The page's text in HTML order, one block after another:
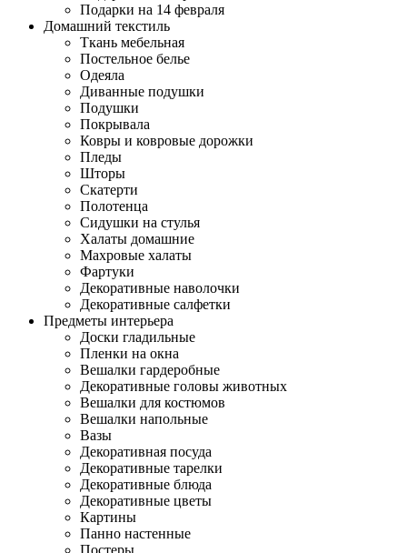
Подарки на 14 февраля
Домашний текстиль
Ткань мебельная
Постельное белье
Одеяла
Диванные подушки
Подушки
Покрывала
Ковры и ковровые дорожки
Пледы
Шторы
Скатерти
Полотенца
Сидушки на стулья
Халаты домашние
Махровые халаты
Фартуки
Декоративные наволочки
Декоративные салфетки
Предметы интерьера
Доски гладильные
Пленки на окна
Вешалки гардеробные
Декоративные головы животных
Вешалки для костюмов
Вешалки напольные
Вазы
Декоративная посуда
Декоративные тарелки
Декоративные блюда
Декоративные цветы
Картины
Панно настенные
Постеры